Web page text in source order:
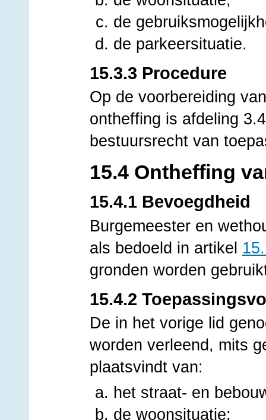
de
de parkeersituatie.
15.3.3 Procedure
Op de voorbereiding
ontheffing is afdeling
bestuursrecht van
15.4 Ontheffing
15.4.1 Bevoegdheid
Burgemeester en
als bedoeld in artikel
gronden worden
15.4.2
De in het vorige lid
worden verleend, mits
plaatsvindt van:
het straat- en
de woonsituatie;